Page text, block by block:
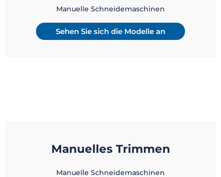
Manuelle Schneidemaschinen
Sehen Sie sich die Modelle an
Manuelles Trimmen
Manuelle Schneidemaschinen